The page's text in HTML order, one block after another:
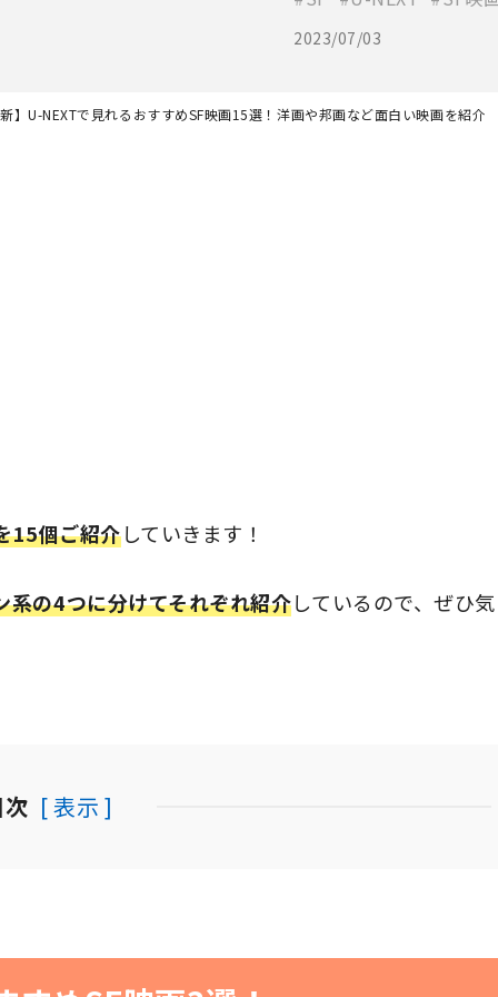
2023/07/03
新】U-NEXTで見れるおすすめSF映画15選！洋画や邦画など面白い映画を紹介
15個ご紹介していきます！
系の4つに分けてそれぞれ紹介しているので、ぜひ
次 [ 表示 ]